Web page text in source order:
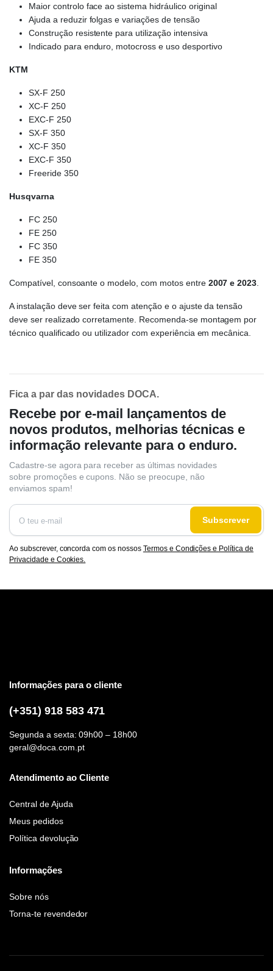
Maior controlo face ao sistema hidráulico original
Ajuda a reduzir folgas e variações de tensão
Construção resistente para utilização intensiva
Indicado para enduro, motocross e uso desportivo
KTM
SX-F 250
XC-F 250
EXC-F 250
SX-F 350
XC-F 350
EXC-F 350
Freeride 350
Husqvarna
FC 250
FE 250
FC 350
FE 350
Compatível, consoante o modelo, com motos entre 2007 e 2023
A instalação deve ser feita com atenção e o ajuste da tensão
deve ser realizado corretamente. Recomenda-se montagem por
técnico qualificado ou utilizador com experiência em mecânica.
Fica a par das novidades DOCA.
Recebe por e-mail lançamentos de
novos produtos, melhorias técnicas e
informação relevante para o enduro.
Cadastre-se agora para receber as últimas novidades
sobre promoções e cupons. Não se preocupe, não
enviamos spam!
Subscrever
Ao subscrever, concorda com os nossos Termos e Condições e Política de
Privacidade e Cookies.
Informações para o cliente
(+351) 918 583 471
Segunda a sexta: 09h00 – 18h00
geral@doca.com.pt
Atendimento ao Cliente
Central de Ajuda
Meus pedidos
Política devolução
Informações
Sobre nós
Torna-te revendedor